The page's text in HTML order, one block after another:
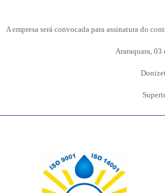
A empresa será convocada para assinatura do
Araraquara, 03